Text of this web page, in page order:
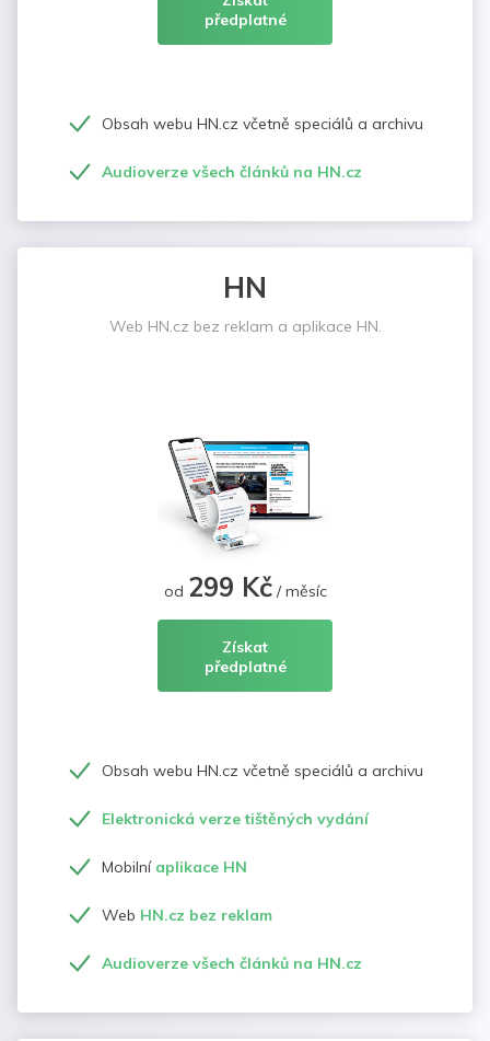
předplatné
Obsah webu HN.cz včetně speciálů a archivu
Audioverze všech článků na HN.cz
HN
Web HN.cz bez reklam a aplikace HN.
od 299 Kč/ měsíc
Získat
předplatné
Obsah webu HN.cz včetně speciálů a archivu
Elektronická verze tištěných vydání
Mobilní aplikace HN
Web HN.cz bez reklam
Audioverze všech článků na HN.cz